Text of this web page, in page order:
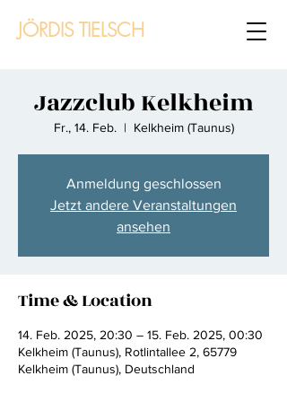
JÖRDIS TIELSCH
Jazzclub Kelkheim
Fr., 14. Feb.
  |
Kelkheim (Taunus)
Anmeldung geschlossen
Jetzt andere Veranstaltungen
ansehen
Time & Location
14. Feb. 2025, 20:30 – 15. Feb. 2025, 00:30
Kelkheim (Taunus), Rotlintallee 2, 65779
Kelkheim (Taunus), Deutschland